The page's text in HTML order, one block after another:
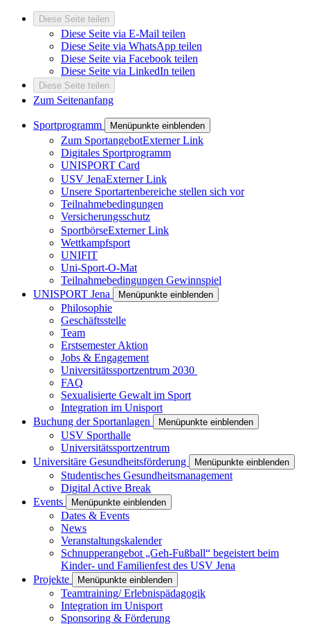
Diese Seite teilen
Diese Seite via E-Mail teilen
Diese Seite via WhatsApp teilen
Diese Seite via Facebook teilen
Diese Seite via LinkedIn teilen
Diese Seite teilen
Zum Seitenanfang
Sportprogramm Menüpunkte einblenden
Zum SportangebotExterner Link
Digitales Sportprogramm
UNISPORT Card
USV JenaExterner Link
Unsere Sportartenbereiche stellen sich vor
Teilnahmebedingungen
Versicherungsschutz
SportbörseExterner Link
Wettkampfsport
UNIFIT
Uni-Sport-O-Mat
Teilnahmebedingungen Gewinnspiel
UNISPORT Jena
Menüpunkte einblenden
Philosophie
Geschäftsstelle
Team
Erstsemester Aktion
Jobs & Engagement
Universitätssportzentrum 2030
FAQ
Sexualisierte Gewalt im Sport
Integration im Unisport
Buchung der Sportanlagen
Menüpunkte einblenden
USV Sporthalle
Universitätssportzentrum
Universitäre Gesundheitsförderung
Menüpunkte einblenden
Studentisches Gesundheitsmanagement
Digital Active Break
Events
Menüpunkte einblenden
Dates & Events
News
Veranstaltungskalender
Schnupperangebot „Geh-Fußball“ begeistert beim
Kinder- und Familienfest des USV Jena
Projekte
Menüpunkte einblenden
Teamtraining/ Erlebnispädagogik
Integration im Unisport
Sponsoring & Förderung